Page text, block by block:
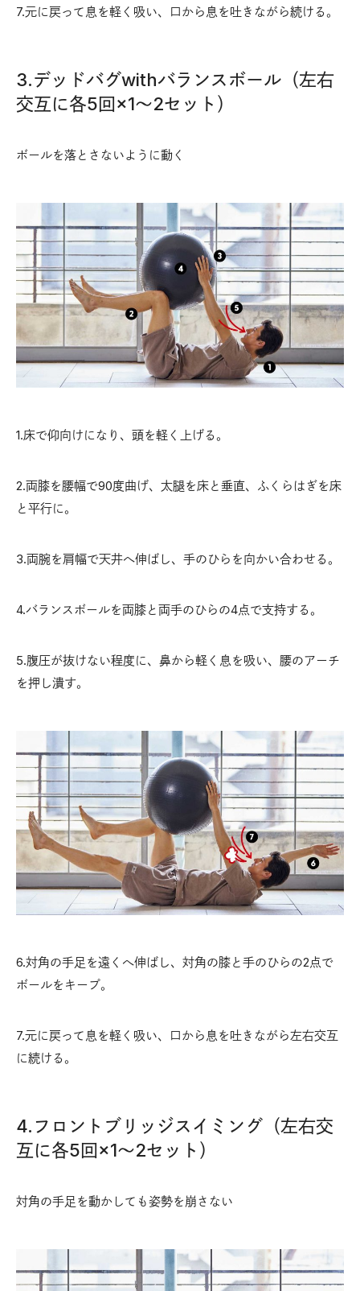
7.元に戻って息を軽く吸い、口から息を吐きながら続ける。
3.デッドバグwithバランスボール（左右
交互に各5回×1〜2セット）
ボールを落とさないように動く
1.床で仰向けになり、頭を軽く上げる。
2.両膝を腰幅で90度曲げ、太腿を床と垂直、ふくらはぎを床
と平行に。
3.両腕を肩幅で天井へ伸ばし、手のひらを向かい合わせる。
4.バランスボールを両膝と両手のひらの4点で支持する。
5.腹圧が抜けない程度に、鼻から軽く息を吸い、腰のアーチ
を押し潰す。
6.対角の手足を遠くへ伸ばし、対角の膝と手のひらの2点で
ボールをキープ。
7.元に戻って息を軽く吸い、口から息を吐きながら左右交互
に続ける。
4.フロントブリッジスイミング（左右交
互に各5回×1〜2セット）
対角の手足を動かしても姿勢を崩さない